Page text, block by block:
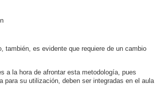
también, es evidente que requiere de un cambio
a la hora de afrontar esta metodología, pues
su utilización, deben ser integradas en el aula